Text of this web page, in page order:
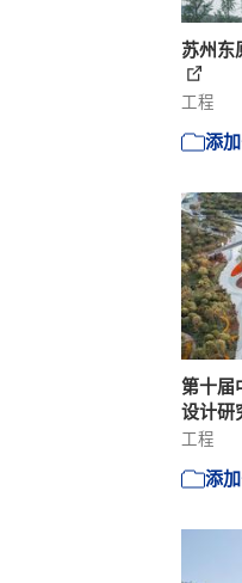
苏州东
工程
添
第十届
设计研
工程
添